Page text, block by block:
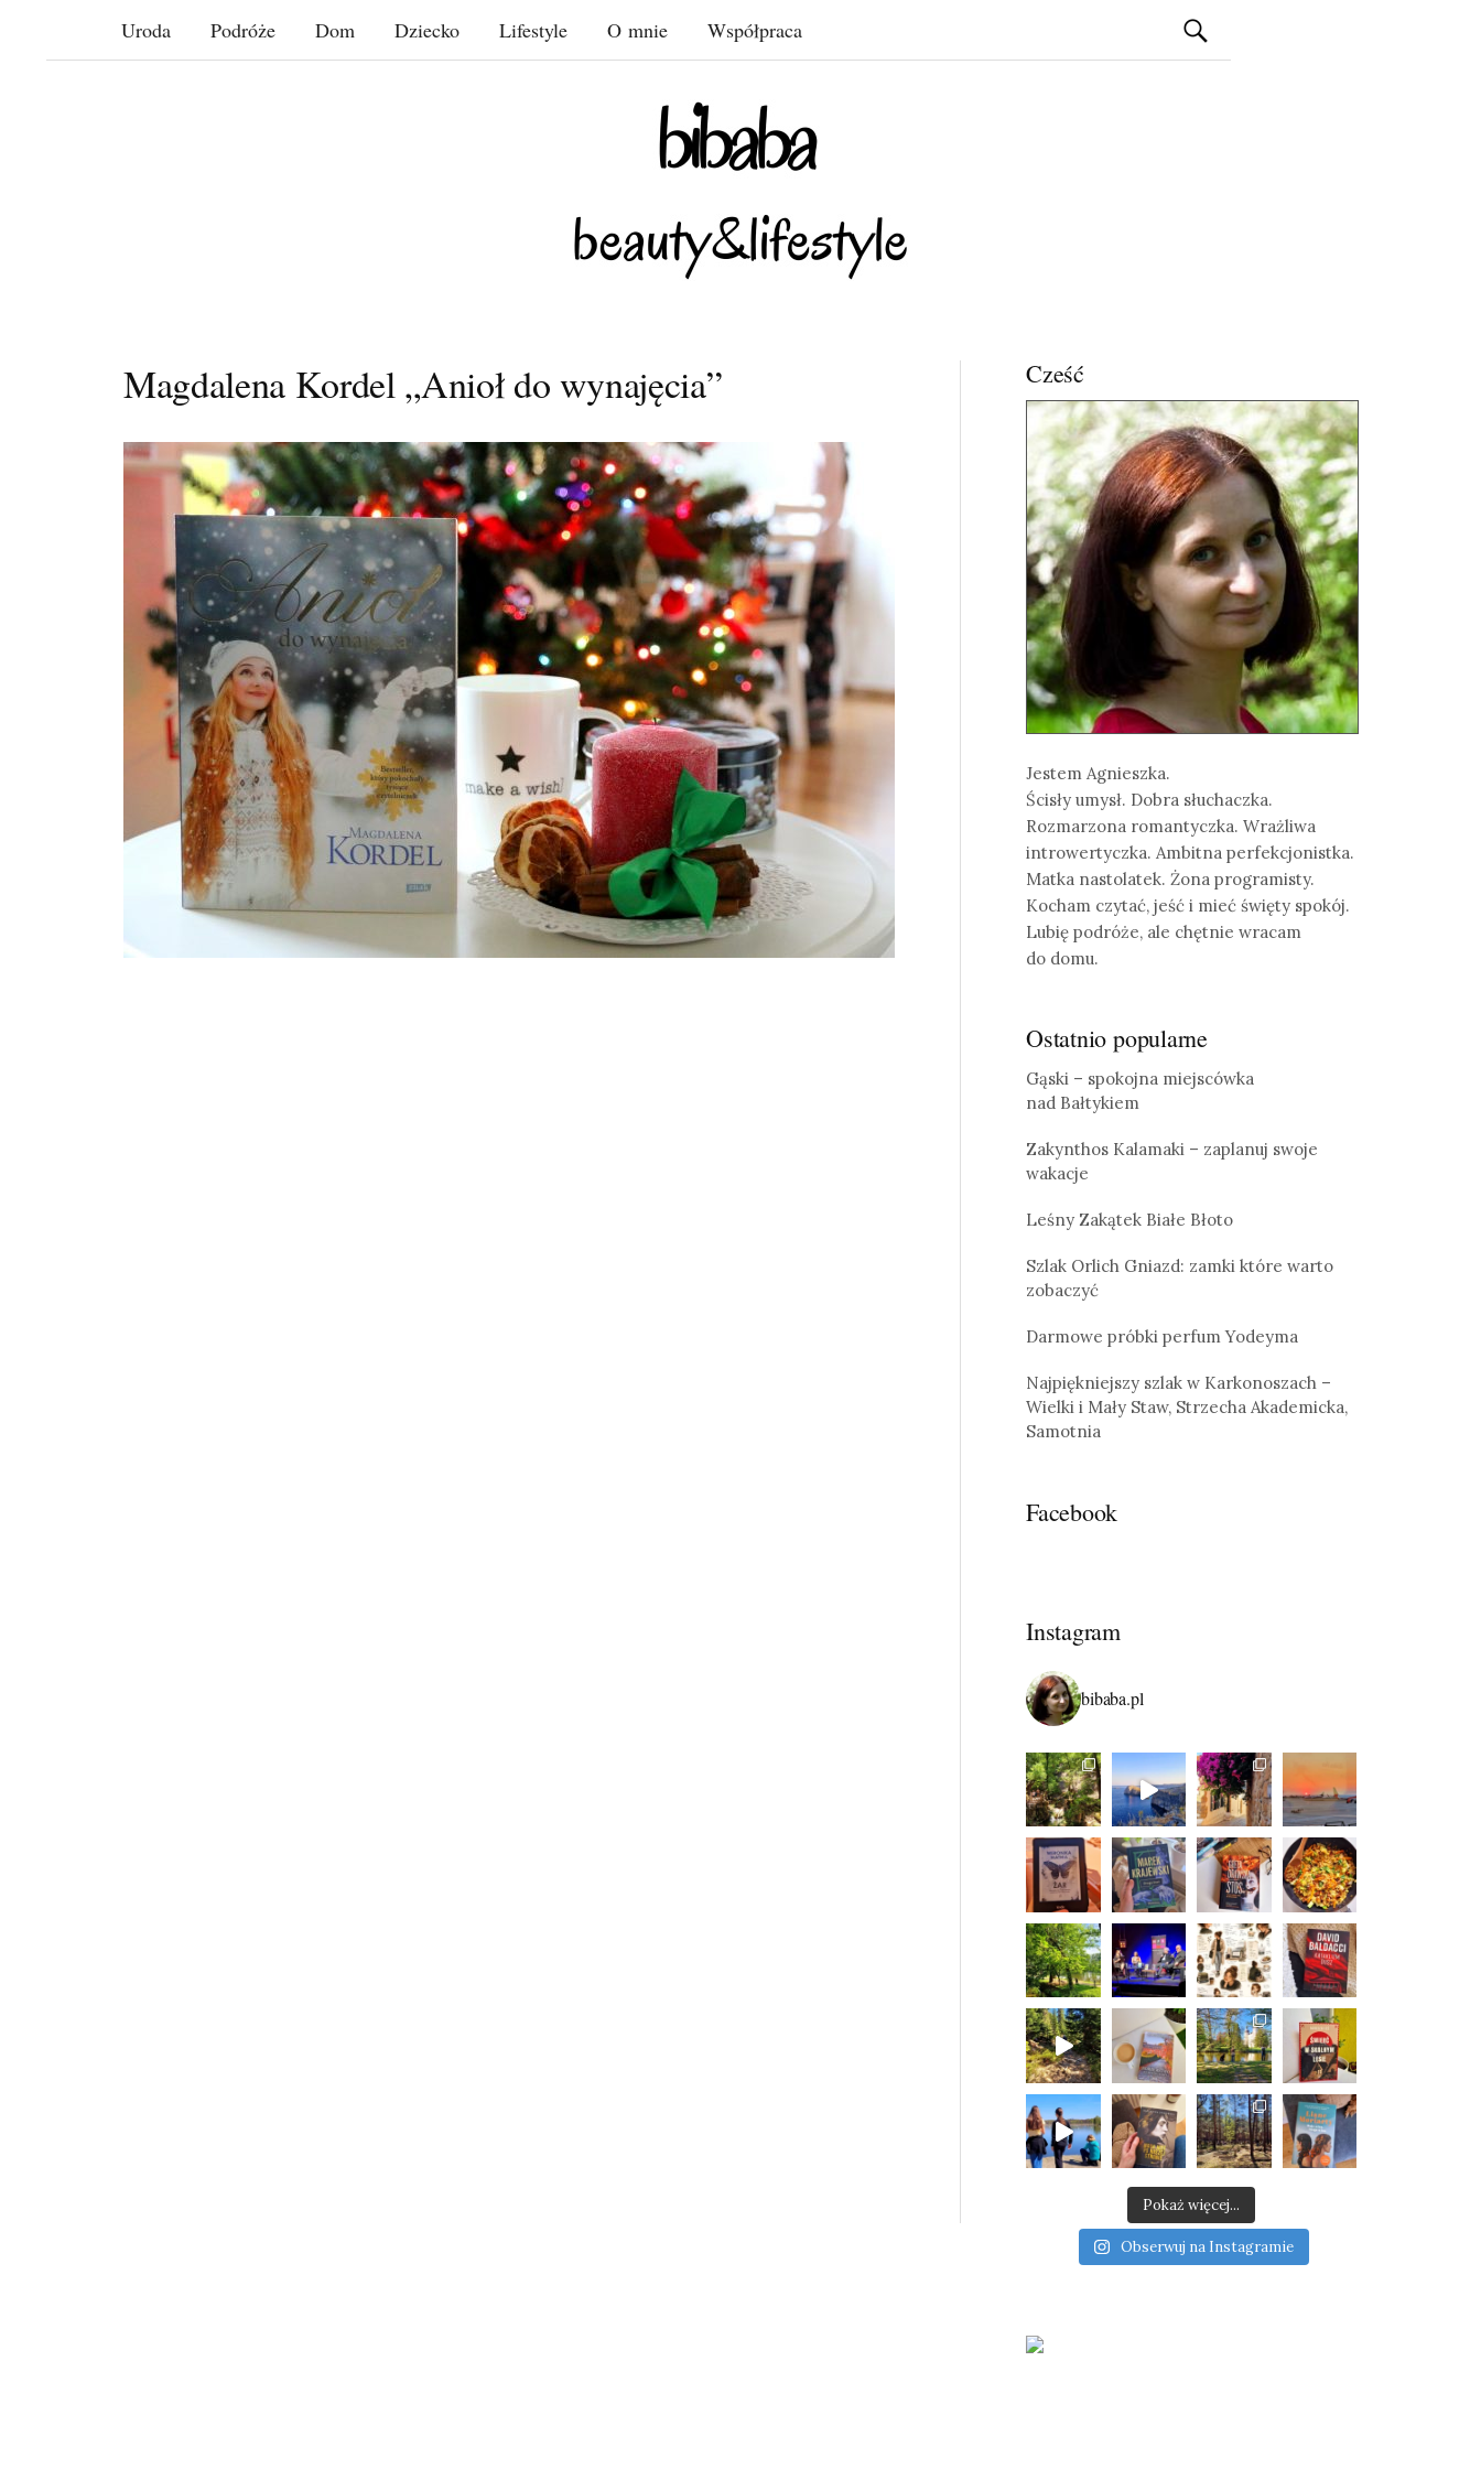
Uroda Podróże Dom Dziecko Lifestyle O mnie Współpraca Szukaj:
Magdalena Kordel „Anioł do wynajęcia” Cześć
Jestem Agnieszka.
Ścisły umysł. Dobra słuchaczka.
Rozmarzona romantyczka. Wrażliwa
introwertyczka. Ambitna perfekcjonistka.
Matka nastolatek. Żona programisty.
Kocham czytać, jeść i mieć święty spokój.
Lubię podróże, ale chętnie wracam
do domu.
Ostatnio popularne
Gąski – spokojna miejscówka
nad Bałtykiem
Zakynthos Kalamaki – zaplanuj swoje
wakacje
Leśny Zakątek Białe Błoto
Szlak Orlich Gniazd: zamki które warto
zobaczyć
Darmowe próbki perfum Yodeyma
Najpiękniejszy szlak w Karkonoszach –
Wielki i Mały Staw, Strzecha Akademicka,
Samotnia
Facebook
Instagram
bibaba.pl
Pokaż więcej...
Obserwuj na Instagramie